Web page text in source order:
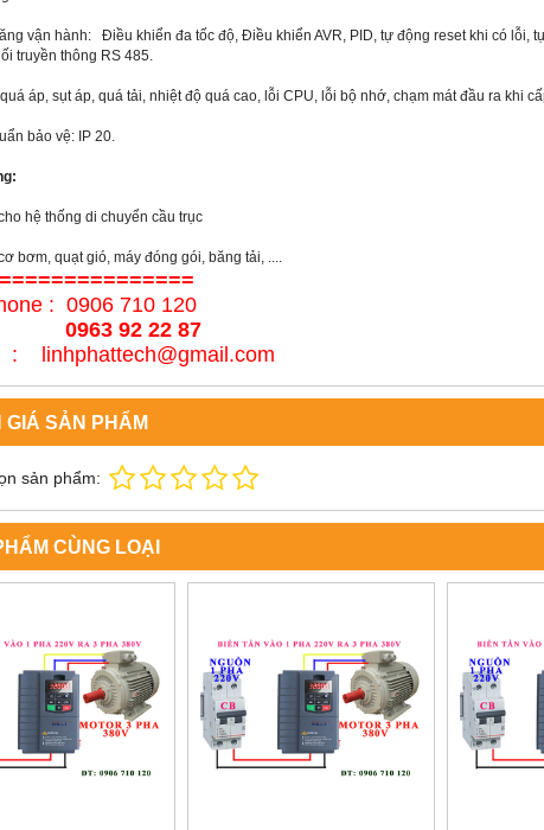
vận hành: Điều khiển đa tốc độ, Điều khiển AVR, PID, tự động reset khi có lỗi,
truyền thông RS 485.
áp, sụt áp, quá tải, nhiệt độ quá cao, lỗi CPU, lỗi bộ nhớ, chạm mát đầu ra khi
bảo vệ: IP 20.
hệ thống di chuyển cầu trục
bơm, quạt gió, máy đóng gói, băng tải, ....
: 0906 710 120
92 22 87
: linhphattech@gmail.com
SẢN PHẨM
sản phẩm:
CÙNG LOẠI